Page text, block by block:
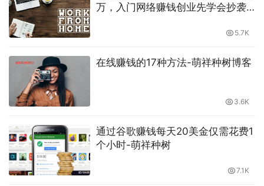
万，入门网络赚钱创业先学会抄袭
5.7K
在线赚钱的17种方法-萌祥种树博客
3.6K
通过谷歌赚钱每天20美金仅需花费1
个小时-萌祥种树
7.1K